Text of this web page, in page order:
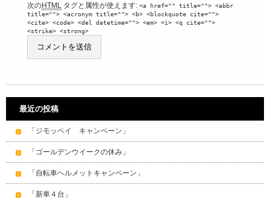
次のHTML タグと属性が使えます: <a href="" title=""> <abbr
title=""> <acronym title=""> <b> <blockquote cite="">
<cite> <code> <del datetime=""> <em> <i> <q cite="">
<strike> <strong>
最近の投稿
「ジモッペイ キャンペーン」
「ゴールデンウイークの休み」
「自転車ヘルメットキャンペーン」
「新車４台」